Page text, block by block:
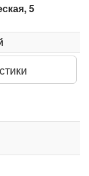
5